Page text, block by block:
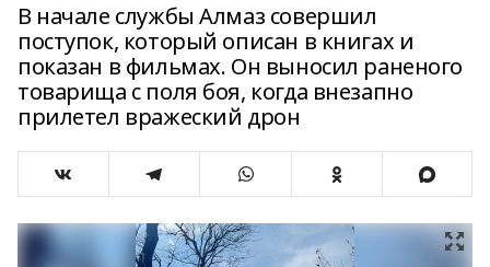
В начале службы Алмаз совершил
поступок, который описан в книгах и
показан в фильмах. Он выносил раненого
товарища с поля боя, когда внезапно
прилетел вражеский дрон